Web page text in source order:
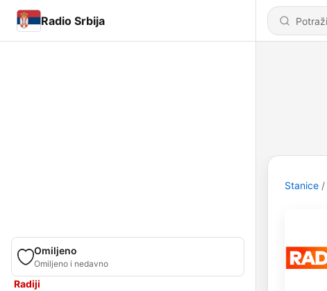
Radio Srbija
Omiljeno
Omiljeno i nedavno
Radiji
Stanice